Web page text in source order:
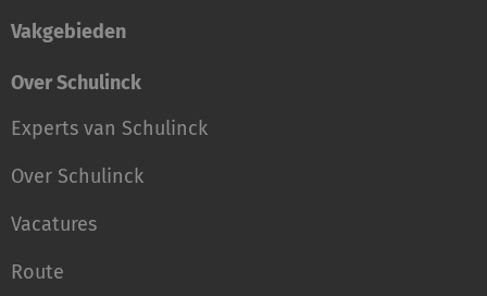
Vakgebieden
Over Schulinck
Experts van Schulinck
Over Schulinck
Vacatures
Route